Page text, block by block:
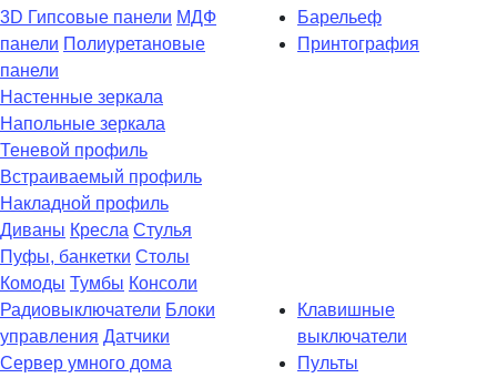
3D Гипсовые панели МДФ
панели Полиуретановые
панели
Барельеф
Принтография
Настенные зеркала
Напольные зеркала
Теневой профиль
Встраиваемый профиль
Накладной профиль
Диваны Кресла Стулья
Пуфы, банкетки Столы
Комоды Тумбы Консоли
Радиовыключатели Блоки
управления Датчики
Сервер умного дома
Клавишные
выключатели
Пульты